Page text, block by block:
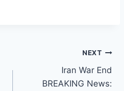
NEXT
Iran War End
BREAKING News: